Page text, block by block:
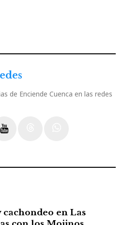
de Enciende Cuenca en las redes
cachondeo en Las